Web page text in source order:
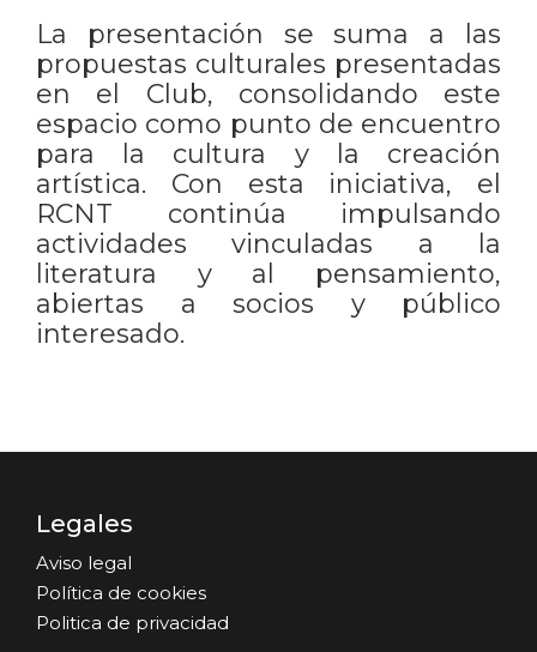
La presentación se suma a las
propuestas culturales presentadas
en el Club, consolidando este
espacio como punto de encuentro
para la cultura y la creación
artística. Con esta iniciativa, el
RCNT continúa impulsando
actividades vinculadas a la
literatura y al pensamiento,
abiertas a socios y público
interesado.
Legales
Aviso legal
Política de cookies
Politica de privacidad